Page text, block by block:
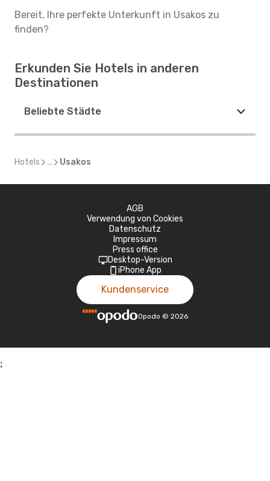
Bereit, Ihre perfekte Unterkunft in Usakos zu
finden?
Erkunden Sie Hotels in anderen
Destinationen
Beliebte Städte
Hotels ... Usakos
AGB
Verwendung von Cookies
Datenschutz
Impressum
Press office
Desktop-Version
iPhone App
Kundenservice
Opodo © 2026
;